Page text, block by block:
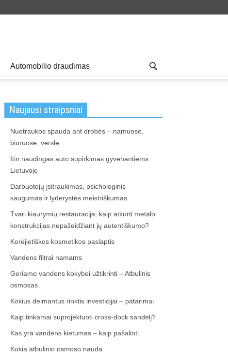
Automobilio draudimas
Naujausi straipsniai
Nuotraukos spauda ant drobės – namuose,
biuruose, versle
Itin naudingas auto supirkimas gyvenantiems
Lietuvoje
Darbuotojų įsitraukimas, psichologinis
saugumas ir lyderystės meistriškumas
Tvari kiaurymių restauracija: kaip atkurti metalo
konstrukcijas nepažeidžiant jų autentiškumo?
Korėjietiškos kosmetikos paslaptis
Vandens filtrai namams
Geriamo vandens kokybei užtikrinti – Atbulinis
osmosas
Kokius deimantus rinktis investicijai – patarimai
Kaip tinkamai suprojektuoti cross-dock sandėlį?
Kas yra vandens kietumas – kaip pašalinti
Kokia atbulinio osmoso nauda